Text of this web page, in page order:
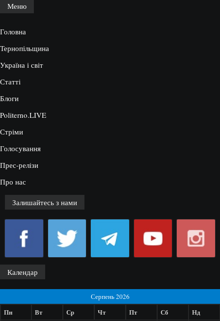
Меню
Головна
Тернопільщина
Україна і світ
Статті
Блоги
Politerno.LIVE
Стріми
Голосування
Прес-релізи
Про нас
Залишайтесь з нами
Календар
Серпень 2026
Пн Вт Ср Чт Пт Сб Нд